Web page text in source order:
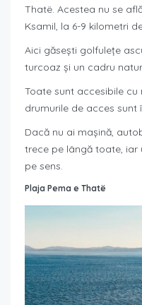
Thatë. Acestea nu se
Ksamil, la 6-9 kilometri
Aici găsești golfulețe
turcoaz și un cadru
Toate sunt accesibile
drumurile de acces
Dacă nu ai mașină,
trece pe lângă toate, iar
pe sens.
Plaja Pema e Thatë